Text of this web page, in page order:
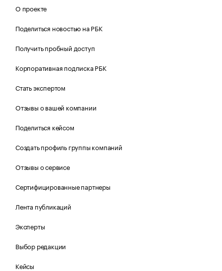
О проекте
Поделиться новостью на РБК
Получить пробный доступ
Корпоративная подписка РБК
Стать экспертом
Отзывы о вашей компании
Поделиться кейсом
Создать профиль группы компаний
Отзывы о сервисе
Сертифицированные партнеры
Лента публикаций
Эксперты
Выбор редакции
Кейсы